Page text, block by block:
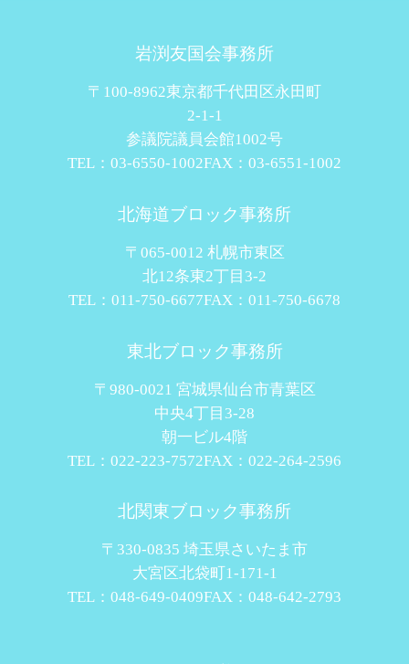
岩渕友国会事務所
〒100-8962東京都千代田区永田町
2-1-1
参議院議員会館1002号
TEL：03-6550-1002FAX：03-6551-1002
北海道ブロック事務所
〒065-0012 札幌市東区
北12条東2丁目3-2
TEL：011-750-6677FAX：011-750-6678
東北ブロック事務所
〒980-0021 宮城県仙台市青葉区
中央4丁目3-28
朝一ビル4階
TEL：022-223-7572FAX：022-264-2596
北関東ブロック事務所
〒330-0835 埼玉県さいたま市
大宮区北袋町1-171-1
TEL：048-649-0409FAX：048-642-2793